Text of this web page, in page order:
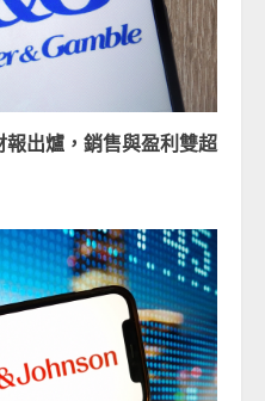
報出爐，銷售與盈利雙超